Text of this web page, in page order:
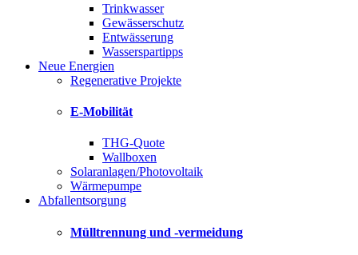
Trinkwasser
Gewässerschutz
Entwässerung
Wasserspartipps
Neue Energien
Regenerative Projekte
E-Mobilität
THG-Quote
Wallboxen
Solaranlagen/Photovoltaik
Wärmepumpe
Abfallentsorgung
Mülltrennung und -vermeidung